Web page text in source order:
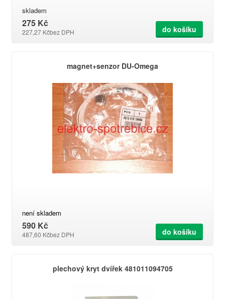
skladem
275 Kč
227,27 Kčbez DPH do košíku
magnet+senzor DU-Omega
není skladem
590 Kč
487,60 Kčbez DPH do košíku
plechový kryt dvířek 481011094705